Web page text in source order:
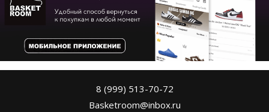
8 (999) 513-70-72
Basketroom@inbox.ru